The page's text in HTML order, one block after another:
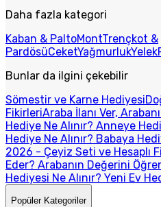
Daha fazla kategori
Kaban & PaltoMontTrençkot &
PardösüCeketYağmurlukYelek
Bunlar da ilgini çekebilir
Sömestir ve Karne Hediyesi
FikirleriAraba İlanı Ver,
Hediye Ne Alınır? Anneye
Hediye Ne Alınır? Babaya
2026 - Çeyiz Seti ve Hesaplı
Eder? Arabanın Değerini
Hediyesi Ne Alınır? Yeni Ev
Popüler Kategoriler